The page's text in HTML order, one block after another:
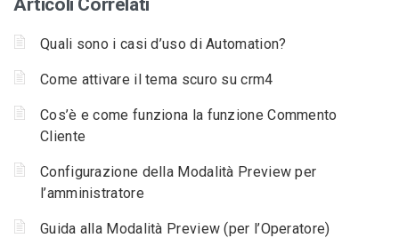
Articoli Correlati
Quali sono i casi d’uso di Automation?
Come attivare il tema scuro su crm4
Cos’è e come funziona la funzione Commento
Cliente
Configurazione della Modalità Preview per
l’amministratore
Guida alla Modalità Preview (per l’Operatore)